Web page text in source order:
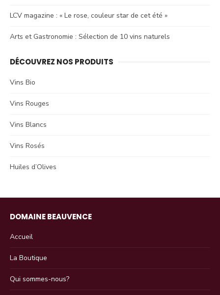
LCV magazine : « Le rose, couleur star de cet été »
Arts et Gastronomie : Sélection de 10 vins naturels
DÉCOUVREZ NOS PRODUITS
Vins Bio
Vins Rouges
Vins Blancs
Vins Rosés
Huiles d’Olives
DOMAINE BEAUVENCE
Accueil
La Boutique
Qui sommes-nous?